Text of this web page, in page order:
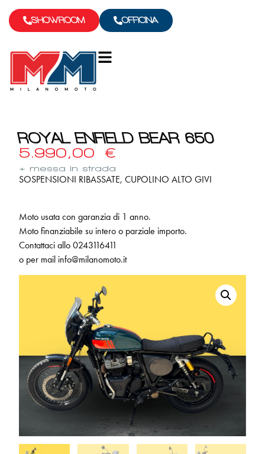
SHOWROOM OFFICINA
ROYAL ENFIELD BEAR 650
5.990,00 €
+ messa in strada
SOSPENSIONI RIBASSATE, CUPOLINO ALTO GIVI
Moto usata con garanzia di 1 anno.
Moto finanziabile su intero o parziale importo.
Contattaci allo 0243116411
o per mail info@milanomoto.it